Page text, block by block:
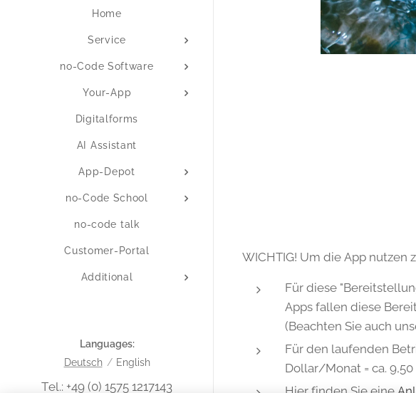
Home
Service
no-Code Software
Your-App
Digitalforms
AI Assistant
App-Depot
no-Code School
no-code talk
Customer-Portal
Additional
WICHTIG! Um die App nutzen
Für diese
Apps fallen diese
(Beachten Sie auch
Für den laufenden
Dollar/Monat = ca.
Tel.: +49 (0) 1575 1217143
Languages
Deutsch
English